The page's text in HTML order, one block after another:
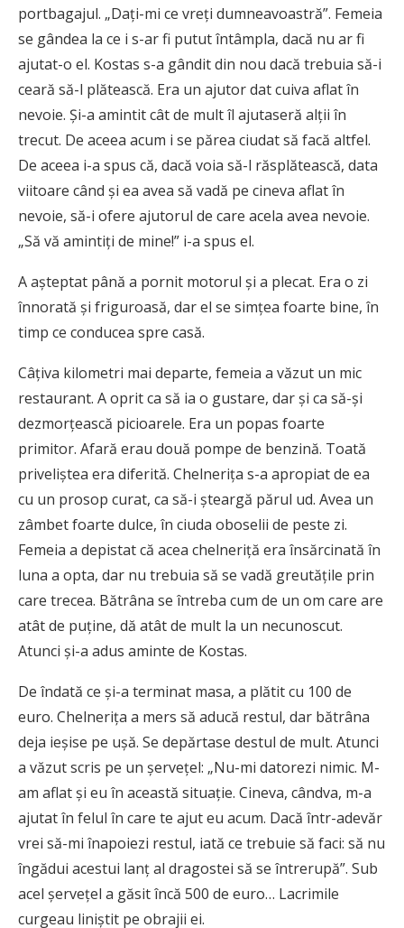
portbagajul. „Dați-mi ce vreți dumneavoastră”. Femeia
se gândea la ce i s-ar fi putut întâmpla, dacă nu ar fi
ajutat-o el. Kostas s-a gândit din nou dacă trebuia să-i
ceară să-l plătească. Era un ajutor dat cuiva aflat în
nevoie. Și-a amintit cât de mult îl ajutaseră alții în
trecut. De aceea acum i se părea ciudat să facă altfel.
De aceea i-a spus că, dacă voia să-l răsplătească, data
viitoare când și ea avea să vadă pe cineva aflat în
nevoie, să-i ofere ajutorul de care acela avea nevoie.
„Să vă amintiți de mine!” i-a spus el.
A așteptat până a pornit motorul și a plecat. Era o zi
înnorată și friguroasă, dar el se simțea foarte bine, în
timp ce conducea spre casă.
Câțiva kilometri mai departe, femeia a văzut un mic
restaurant. A oprit ca să ia o gustare, dar și ca să-și
dezmorțească picioarele. Era un popas foarte
primitor. Afară erau două pompe de benzină. Toată
priveliștea era diferită. Chelnerița s-a apropiat de ea
cu un prosop curat, ca să-i șteargă părul ud. Avea un
zâmbet foarte dulce, în ciuda oboselii de peste zi.
Femeia a depistat că acea chelneriță era însărcinată în
luna a opta, dar nu trebuia să se vadă greutățile prin
care trecea. Bătrâna se întreba cum de un om care are
atât de puține, dă atât de mult la un necunoscut.
Atunci și-a adus aminte de Kostas.
De îndată ce și-a terminat masa, a plătit cu 100 de
euro. Chelnerița a mers să aducă restul, dar bătrâna
deja ieșise pe ușă. Se depărtase destul de mult. Atunci
a văzut scris pe un șervețel: „Nu-mi datorezi nimic. M-
am aflat și eu în această situație. Cineva, cândva, m-a
ajutat în felul în care te ajut eu acum. Dacă într-adevăr
vrei să-mi înapoiezi restul, iată ce trebuie să faci: să nu
îngădui acestui lanț al dragostei să se întrerupă”. Sub
acel șervețel a găsit încă 500 de euro… Lacrimile
curgeau liniștit pe obrajii ei.